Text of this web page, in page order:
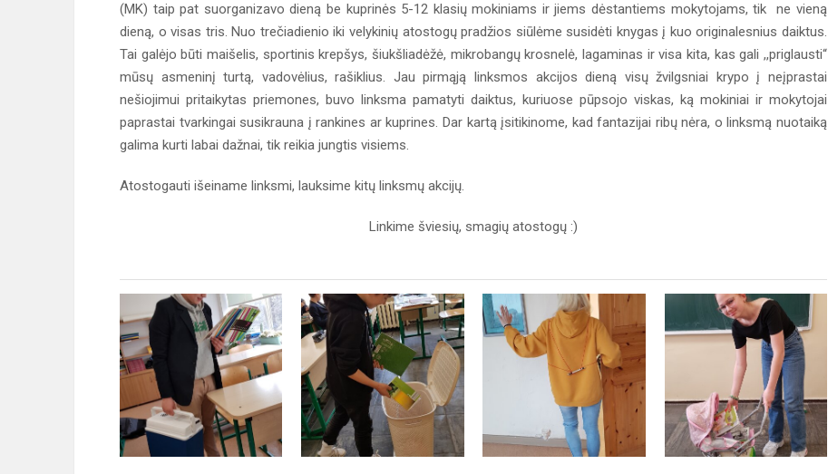
(MK) taip pat suorganizavo dieną be kuprinės 5-12 klasių mokiniams ir jiems dėstantiems mokytojams, tik ne vieną
dieną, o visas tris. Nuo trečiadienio iki velykinių atostogų pradžios siūlėme susidėti knygas į kuo originalesnius daiktus.
Tai galėjo būti maišelis, sportinis krepšys, šiukšliadėžė, mikrobangų krosnelė, lagaminas ir visa kita, kas gali ,,priglausti“
mūsų asmeninį turtą, vadovėlius, rašiklius. Jau pirmąją linksmos akcijos dieną visų žvilgsniai krypo į neįprastai
nešiojimui pritaikytas priemones, buvo linksma pamatyti daiktus, kuriuose pūpsojo viskas, ką mokiniai ir mokytojai
paprastai tvarkingai susikrauna į rankines ar kuprines. Dar kartą įsitikinome, kad fantazijai ribų nėra, o linksmą nuotaiką
galima kurti labai dažnai, tik reikia jungtis visiems.
Atostogauti išeiname linksmi, lauksime kitų linksmų akcijų.
Linkime šviesių, smagių atostogų :)